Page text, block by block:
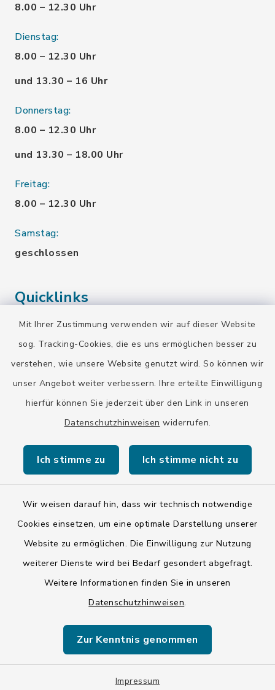
Mit Ihrer Zustimmung verwenden wir auf dieser Website
sog. Tracking-Cookies, die es uns ermöglichen besser zu
verstehen, wie unsere Website genutzt wird. So können wir
unser Angebot weiter verbessern. Ihre erteilte Einwilligung
hierfür können Sie jederzeit über den Link in unseren
Datenschutzhinweisen widerrufen.
Ich stimme zu Ich stimme nicht zu
Wir weisen darauf hin, dass wir technisch notwendige
Cookies einsetzen, um eine optimale Darstellung unserer
Website zu ermöglichen. Die Einwilligung zur Nutzung
weiterer Dienste wird bei Bedarf gesondert abgefragt.
Weitere Informationen finden Sie in unseren
Datenschutzhinweisen.
Zur Kenntnis genommen
Impressum
8.00 – 12.30 Uhr
Dienstag:
8.00 – 12.30 Uhr
und 13.30 – 16 Uhr
Donnerstag:
8.00 – 12.30 Uhr
und 13.30 – 18.00 Uhr
Freitag:
8.00 – 12.30 Uhr
Samstag:
geschlossen
Quicklinks
Landratsamt Bad Tölz-Wolfratshausen
BayernPortal
Kontakt
Barrierefreiheit
Impressum
LSI-Siegel
Datenschutzgrundverordnung
Sitemap